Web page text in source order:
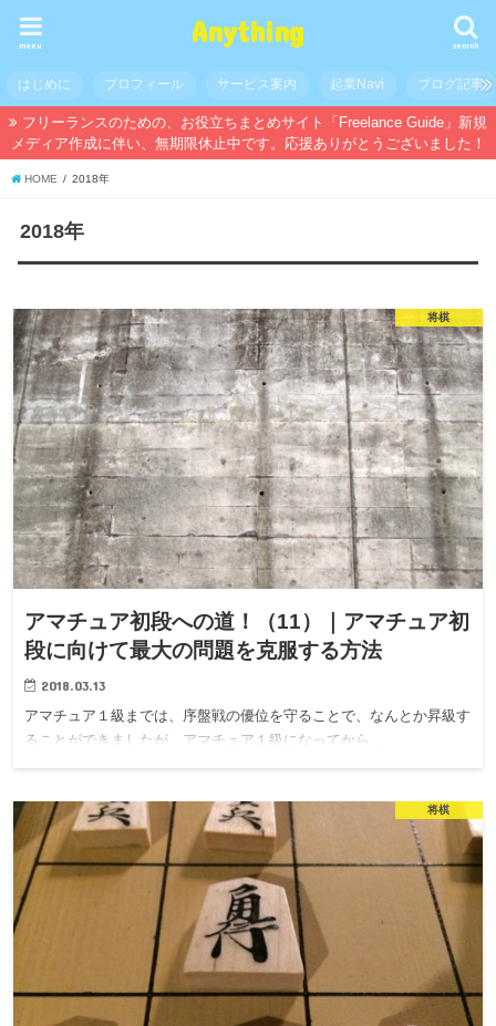
Anything search
menu
はじめに プロフィール サービス案内 起業Navi ブログ記事
フリーランスのための、お役立ちまとめサイト「Freelance Guide」新規
メディア作成に伴い、無期限休止中です。応援ありがとうございました！
HOME 2018年
2018年
将棋
アマチュア初段への道！（11）｜アマチュア初
段に向けて最大の問題を克服する方法
2018.03.13
アマチュア１級までは、序盤戦の優位を守ることで、なんとか昇級す
ることができましたが、アマチュア１級になってから…
将棋